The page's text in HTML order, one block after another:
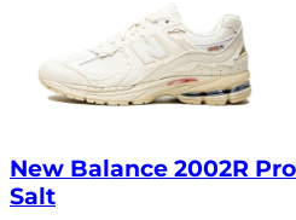
New Balance 2002R
Salt